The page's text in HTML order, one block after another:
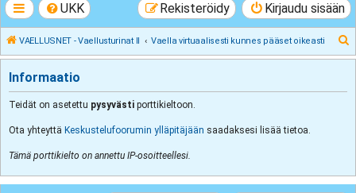
UKK Kirjaudu sisään
Rekisteröidy
VAELLUSNET - Vaellusturinat II Vaella virtuaalisesti kunnes pääset oikeasti
t
Informaatio
Teidät on asetettu pysyvästi porttikieltoon.
Ota yhteyttä Keskustelufoorumin ylläpitäjään saadaksesi lisää tietoa.
Tämä porttikielto on annettu IP-osoitteellesi.